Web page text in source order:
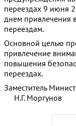
переездах 9 июня
днем
переездам.
Основной целью
привлечение
повышения
переездах.
Н.Г. Моргунов